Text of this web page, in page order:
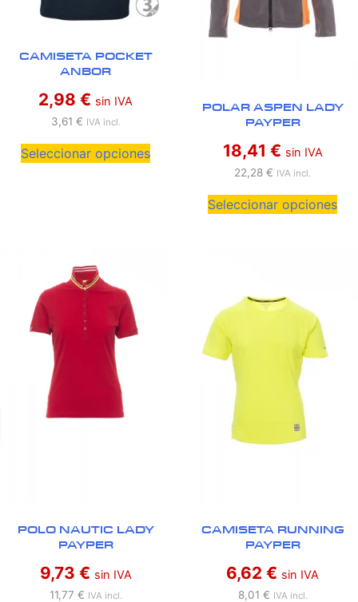
CAMISETA POCKET
ANBOR
2,98 € sin IVA
3,61 € IVA incl.
Seleccionar opciones
POLAR ASPEN LADY
PAYPER
18,41 € sin IVA
22,28 € IVA incl.
Seleccionar opciones
POLO NAUTIC LADY
PAYPER
9,73 € sin IVA
11,77 € IVA incl.
CAMISETA RUNNING
PAYPER
6,62 € sin IVA
8,01 € IVA incl.